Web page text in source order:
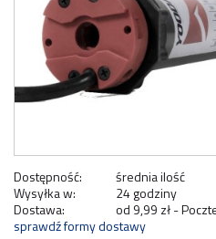
Dostępność:
średnia ilość
Wysyłka w:
24 godziny
Dostawa:
od 9,99 zł -
Cena nie zawiera ewentualnych
sprawdź formy dostawy